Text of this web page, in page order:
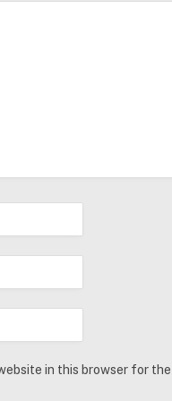
in this browser for